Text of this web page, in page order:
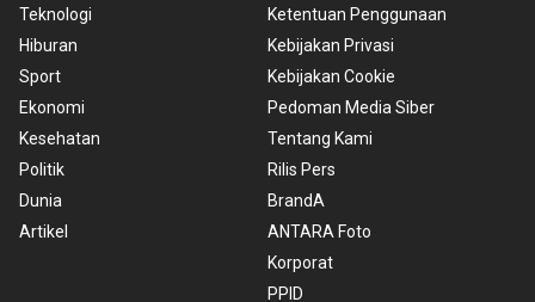
Teknologi
Hiburan
Sport
Ekonomi
Kesehatan
Politik
Dunia
Artikel
Ketentuan Penggunaan
Kebijakan Privasi
Kebijakan Cookie
Pedoman Media Siber
Tentang Kami
Rilis Pers
BrandA
ANTARA Foto
Korporat
PPID